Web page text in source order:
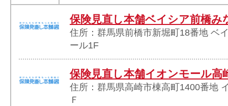
保険見直し本舗ベイシア前橋み
住所：群馬県前橋市新堀町18番地 ベ
ール1F
保険見直し本舗イオンモール高
住所：群馬県高崎市棟高町1400番地
Ｆ